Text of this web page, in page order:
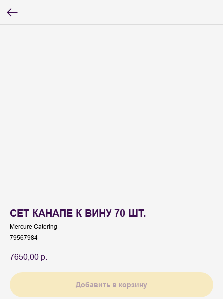
СЕТ КАНАПЕ К ВИНУ 70 ШТ.
Mercure Catering
79567984
7650,00 р.
Добавить в корзину